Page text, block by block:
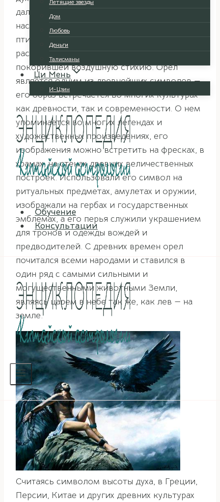
Летящие звезды
Дом
Любовь
Деньги
Талисманы
Ци Мень
И-Цзин
Обучение
Консультации
далеко не все ассоциации, возникающие у
нас при виде прекрасной, величественной
птицы, парящей высоко в небе,
расправившей свои могучие крылья и
покорившей воздушную стихию. Орел
является одним из древнейших символов —
его образ встречается во многих культурах
как древности, так и современности. О нем
упоминается во многих легендах и
художественных произведениях, его
изображения можно встретить на фресках, в
храмах, на стенах древних величественных
построек. Использовали его символ на
ритуальных предметах, амулетах и оружии,
изображали на гербах и государственных
эмблемах, а его перья служили украшением
для тронов и одежды вождей и
предводителей. С древних времен орел
почитался всеми народами и ставился в
один ряд с самыми сильными и
могущественными животными Земли,
являясь царем в небе так же, как лев — на
земле.
Считаясь символом высоты духа, в Греции,
Персии, Китае и других древних культурах